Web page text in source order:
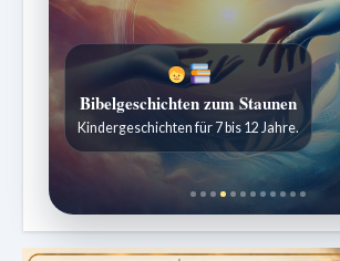
Bibelgeschichten zum Staunen
Kindergeschichten für 7 bis 12 Jahre.